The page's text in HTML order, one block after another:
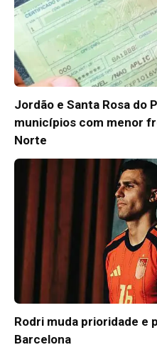
Jordão e Santa Rosa do
municípios com menor
Norte
Rodri muda prioridade e
Barcelona